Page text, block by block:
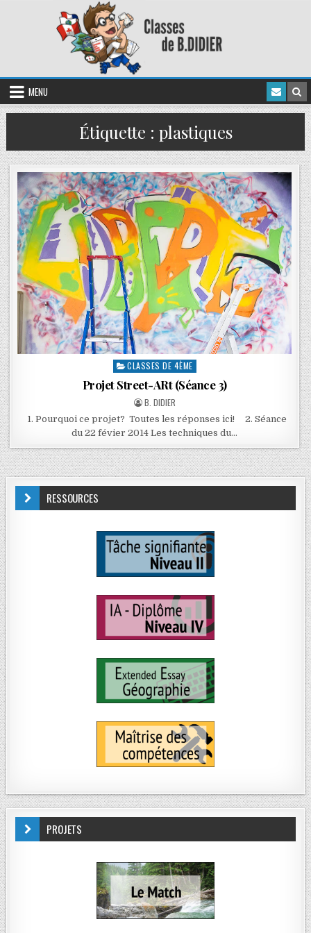
MENU
Étiquette : plastiques
CLASSES DE 4ÈME
Projet Street-ARt (Séance 3)
B. DIDIER
1. Pourquoi ce projet? Toutes les réponses ici! 2. Séance
du 22 févier 2014 Les techniques du…
RESSOURCES
PROJETS